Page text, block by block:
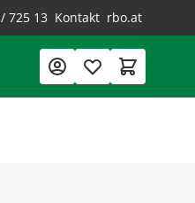
725 13 Kontakt rbo.at